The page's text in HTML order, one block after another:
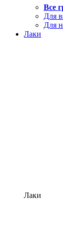
Все
Для
Для
Лаки
Лаки